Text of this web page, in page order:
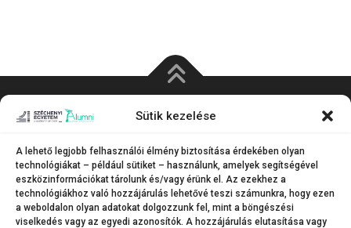
Sütik kezelése
A lehető legjobb felhasználói élmény biztosítása érdekében olyan
technológiákat – például sütiket – használunk, amelyek segítségével
eszközinformációkat tárolunk és/vagy érünk el. Az ezekhez a
technológiákhoz való hozzájárulás lehetővé teszi számunkra, hogy ezen
a weboldalon olyan adatokat dolgozzunk fel, mint a böngészési
viselkedés vagy az egyedi azonosítók. A hozzájárulás elutasítása vagy
Copyright © 2026 SZE Alumni – Széchenyi István Egyetem –